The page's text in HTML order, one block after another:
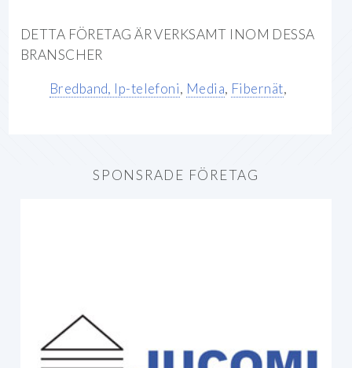
DETTA FÖRETAG ÄR VERKSAMT INOM DESSA
BRANSCHER
Bredband, Ip-telefoni, Media, Fibernät,
SPONSRADE FÖRETAG